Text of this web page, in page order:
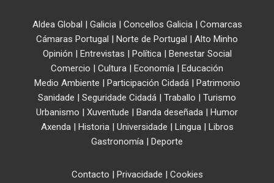
Aldea Global | Galicia| Concellos Galicia| Comarcas
Cámaras Portugal | Norte de Portugal | Alto Minho
Opinión | Entrevistas | Política| Benestar Social
Comercio | Cultura | Economía | Educación
Medio Ambiente | Participación Cidadá| Patrimonio
Sanidade | Seguridade Cidadá | Traballo | Turismo
Urbanismo | Xuventude | Banda deseñada | Humor
Axenda| Historia| Universidade | Lingua| Libros
Gastronomía | Deporte
Contacto | Privacidade | Cookies